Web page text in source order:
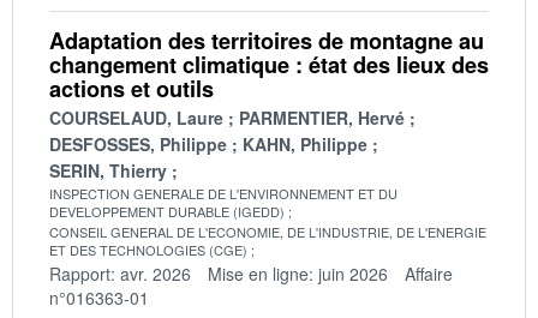
Adaptation des territoires de montagne au
changement climatique : état des lieux des
actions et outils
COURSELAUD, Laure
PARMENTIER, Hervé
DESFOSSES, Philippe
KAHN, Philippe
SERIN, Thierry
INSPECTION GENERALE DE L'ENVIRONNEMENT ET DU
DEVELOPPEMENT DURABLE (IGEDD)
CONSEIL GENERAL DE L'ECONOMIE, DE L'INDUSTRIE, DE L'ENERGIE
ET DES TECHNOLOGIES (CGE)
Rapport: avr. 2026 Mise en ligne: juin 2026
Affaire
n°016363-01